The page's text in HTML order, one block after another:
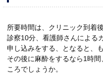
所要時間は、クリニック到着
診察10分、看護師さんによる
申し込みをする、となると、
その後に麻酔をするなら1時
ころでしょうか。